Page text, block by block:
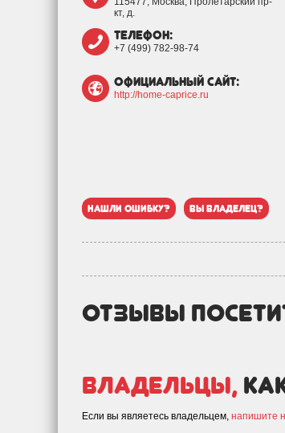
кт, д.
телефон:
+7 (499) 782-98-74
официальный сайт:
http://home-caprice.ru
нашли ошибку? вы владелец?
отзывы
Владельцы,
Если вы являетесь владельцем, напишите